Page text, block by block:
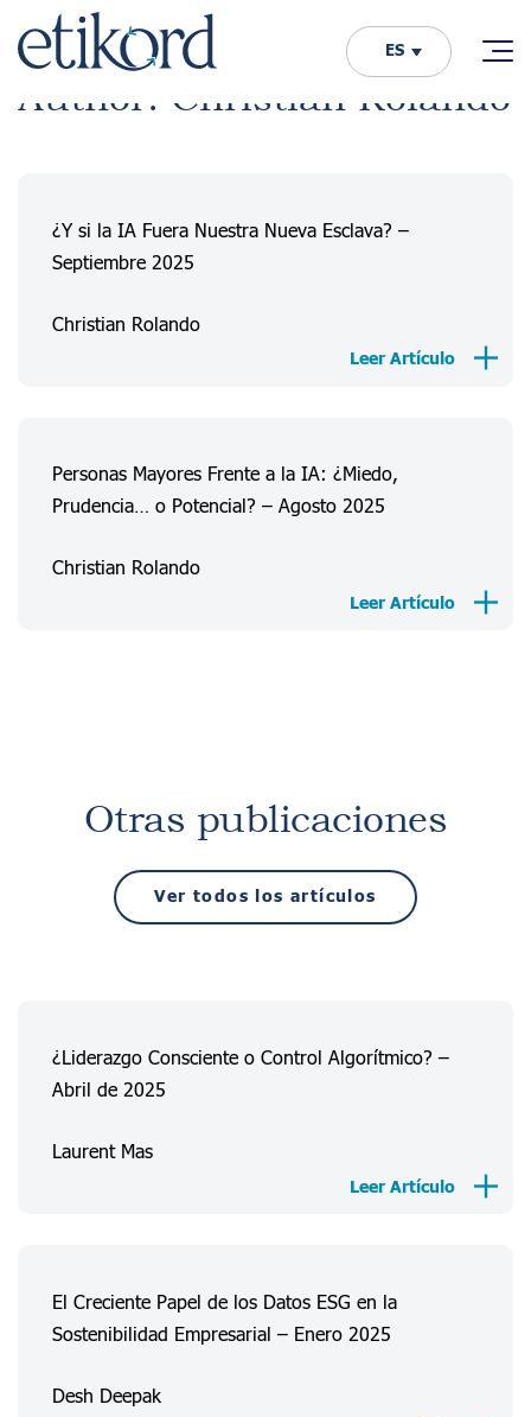
ES
Author: Christian Rolando
¿Y si la IA Fuera Nuestra Nueva Esclava? –
Septiembre 2025
Christian Rolando
Leer Artículo
Personas Mayores Frente a la IA: ¿Miedo,
Prudencia… o Potencial? – Agosto 2025
Christian Rolando
Leer Artículo
Otras publicaciones
Ver todos los artículos
¿Liderazgo Consciente o Control Algorítmico? –
Abril de 2025
Laurent Mas
Leer Artículo
El Creciente Papel de los Datos ESG en la
Sostenibilidad Empresarial – Enero 2025
Desh Deepak